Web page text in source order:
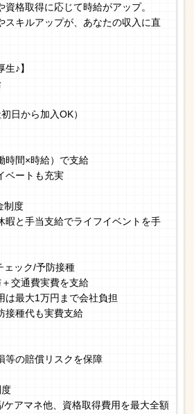
格取得に応じて時給がアップ。
スキルアップが、あなたの収入に直
♪】
日から加入OK）
時間×時給）で支給
ベートも充実
制度
暇と手当支給でライフイベントを手
ェック/予防接種
交通費実費を支給
は最大1万円まで会社負担
接種代も実費支給
等の賠償リスクを保障
/ケアマネ他、資格取得費用を最大全額